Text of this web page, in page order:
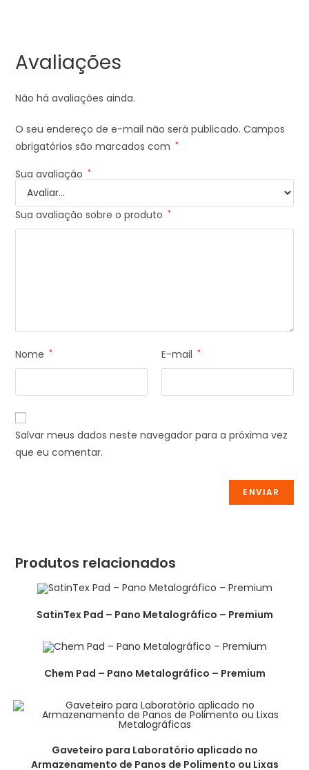
Avaliações
Não há avaliações ainda.
O seu endereço de e-mail não será publicado. Campos
obrigatórios são marcados com *
Sua avaliação *
Sua avaliação sobre o produto *
Nome * E-mail *
Salvar meus dados neste navegador para a próxima vez
que eu comentar.
Produtos relacionados
SatinTex Pad – Pano Metalográfico – Premium
Chem Pad – Pano Metalográfico – Premium
Gaveteiro para Laboratório aplicado no
Armazenamento de Panos de Polimento ou Lixas